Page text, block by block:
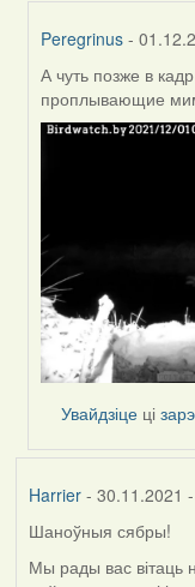
Peregrinus -
In
reply
to
А чуть позже в
проплывающие
Увайдзіце ці
Harrier- 30.11.2021
Шаноўныя сябры!
Мы рады вас вітаць